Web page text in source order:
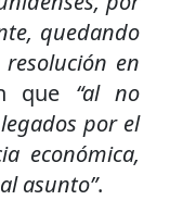
quedando
en
que “al no
por el
económica,
asunto”.